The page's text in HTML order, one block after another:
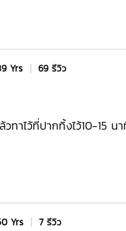
Yrs | 69 รีวิว
ทาไว้ที่ปากทิ้งไว้10-15
Yrs | 7 รีวิว